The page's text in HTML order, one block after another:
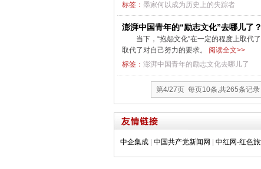
标签： 墨家何以成为历史上的失踪者
澎湃中国青年的“励志文化”去哪儿了？
当下，“抱怨文化”在一定的程度上取代
取代了对自己努力的要求。
阅读全文>>
标签： 澎湃中国青年的励志文化去哪儿了
第4/27页 每页10条,共265条记录
中企集成 中国共产党新闻网 中红网-红色旅